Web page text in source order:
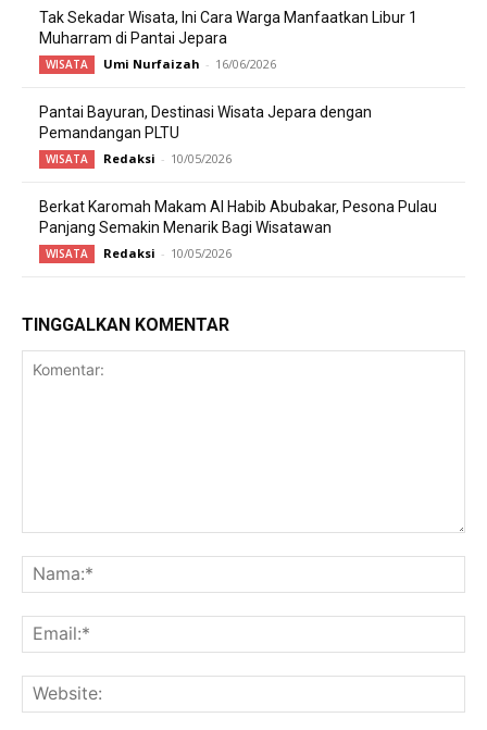
Tak Sekadar Wisata, Ini Cara Warga Manfaatkan Libur 1
Muharram di Pantai Jepara
WISATA Umi Nurfaizah - 16/06/2026
Pantai Bayuran, Destinasi Wisata Jepara dengan
Pemandangan PLTU
WISATA Redaksi - 10/05/2026
Berkat Karomah Makam Al Habib Abubakar, Pesona Pulau
Panjang Semakin Menarik Bagi Wisatawan
WISATA Redaksi - 10/05/2026
TINGGALKAN KOMENTAR